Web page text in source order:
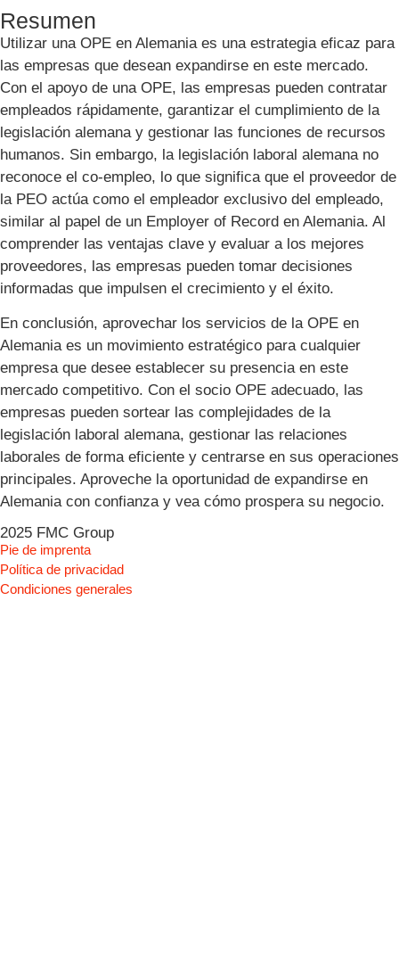
Resumen
Utilizar una OPE en Alemania es una estrategia eficaz para
las empresas que desean expandirse en este mercado.
Con el apoyo de una OPE, las empresas pueden contratar
empleados rápidamente, garantizar el cumplimiento de la
legislación alemana y gestionar las funciones de recursos
humanos. Sin embargo, la legislación laboral alemana no
reconoce el co-empleo, lo que significa que el proveedor de
la PEO actúa como el empleador exclusivo del empleado,
similar al papel de un Employer of Record en Alemania. Al
comprender las ventajas clave y evaluar a los mejores
proveedores, las empresas pueden tomar decisiones
informadas que impulsen el crecimiento y el éxito.
En conclusión, aprovechar los servicios de la OPE en
Alemania es un movimiento estratégico para cualquier
empresa que desee establecer su presencia en este
mercado competitivo. Con el socio OPE adecuado, las
empresas pueden sortear las complejidades de la
legislación laboral alemana, gestionar las relaciones
laborales de forma eficiente y centrarse en sus operaciones
principales. Aproveche la oportunidad de expandirse en
Alemania con confianza y vea cómo prospera su negocio.
2025 FMC Group
Pie de imprenta
Política de privacidad
Condiciones generales